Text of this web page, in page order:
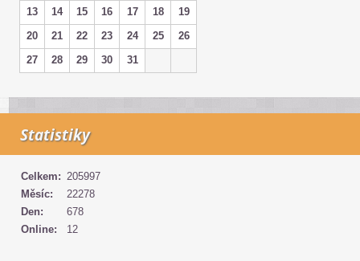
13
14 15 16 17 18
19
20
21 22 23 24 25
26
27
28 29 30 31
Statistiky
Online: 12
Celkem: 205997
Měsíc:
22278
Den:
678